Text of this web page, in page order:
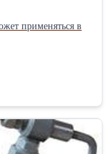
применяться в